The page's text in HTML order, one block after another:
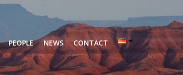
PEOPLE NEWS CONTACT